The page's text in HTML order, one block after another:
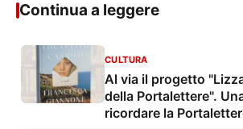
Continua a leggere
CULTURA
Al via il progetto
della Portalettere".
ricordare la